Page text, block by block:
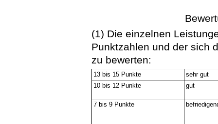
(1) Die einzelnen
Punktzahlen und der sich
zu bewerten:
13 bis 15 Punkte
sehr gut
10 bis 12 Punkte
gut
7 bis 9 Punkte